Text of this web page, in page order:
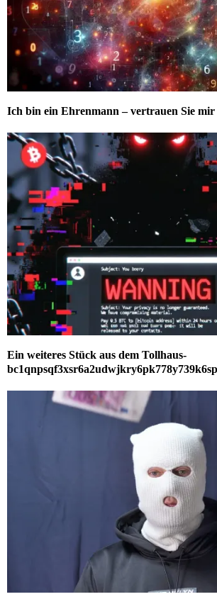
Ich bin ein Ehrenmann – vertrauen Sie mir
Ein weiteres Stück aus dem Tollhaus-